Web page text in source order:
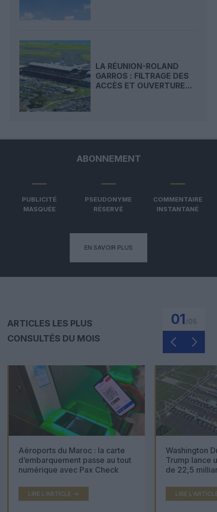
LA RÉUNION-ROLAND
GARROS : FILTRAGE DES
ACCÈS ET OUVERTURE...
ABONNEMENT
PUBLICITÉ
MASQUÉE
PSEUDONYME
RÉSERVÉ
COMMENTAIRE
INSTANTANÉ
EN SAVOIR PLUS
ARTICLES LES PLUS
CONSULTÉS DU MOIS
01
Aéroports du Maroc : la carte
d’embarquement passe au tout
numérique avec Pax Check
LIRE L'ARTICLE
Washington
Trump lance
de 22,5
LIRE